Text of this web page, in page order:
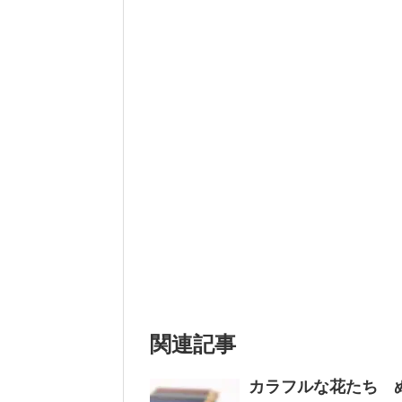
関連記事
カラフルな花たち